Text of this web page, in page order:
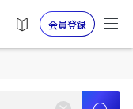
会員登録